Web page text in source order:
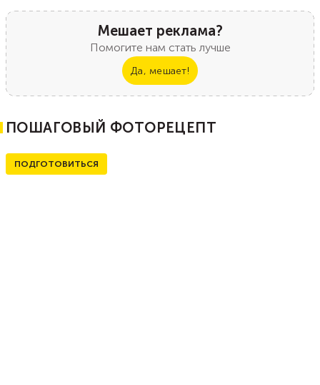
Мешает реклама?
Помогите нам стать лучше
Да, мешает!
ПОШАГОВЫЙ ФОТОРЕЦЕПТ
ПОДГОТОВИТЬСЯ